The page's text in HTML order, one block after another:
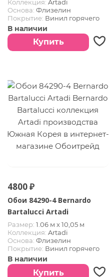
Коллекция: Artadi
Основа: Флизелин
Покрытие: Винил горячего
тиснения
Страна:Южная Корея
В наличии
Купить
4800 ₽
Обои 84290-4 Bernardo
Bartalucci Artadi
Размер: 1.06 м х 10,05 м
Коллекция: Artadi
Основа: Флизелин
Покрытие: Винил горячего
тиснения
Страна:Южная Корея
В наличии
Купить